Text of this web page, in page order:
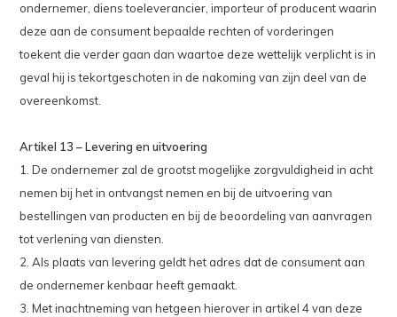
ondernemer, diens toeleverancier, importeur of producent waarin
deze aan de consument bepaalde rechten of vorderingen
toekent die verder gaan dan waartoe deze wettelijk verplicht is in
geval hij is tekortgeschoten in de nakoming van zijn deel van de
overeenkomst.
Artikel 13 – Levering en uitvoering
1. De ondernemer zal de grootst mogelijke zorgvuldigheid in acht
nemen bij het in ontvangst nemen en bij de uitvoering van
bestellingen van producten en bij de beoordeling van aanvragen
tot verlening van diensten.
2. Als plaats van levering geldt het adres dat de consument aan
de ondernemer kenbaar heeft gemaakt.
3. Met inachtneming van hetgeen hierover in artikel 4 van deze